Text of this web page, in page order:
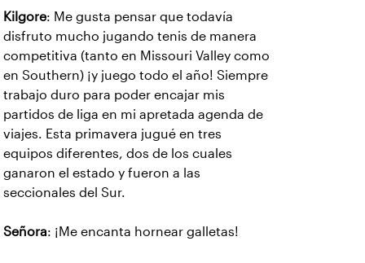
Kilgore: Me gusta pensar que todavía
disfruto mucho jugando tenis de manera
competitiva (tanto en Missouri Valley como
en Southern) ¡y juego todo el año! Siempre
trabajo duro para poder encajar mis
partidos de liga en mi apretada agenda de
viajes. Esta primavera jugué en tres
equipos diferentes, dos de los cuales
ganaron el estado y fueron a las
seccionales del Sur.
Señora: ¡Me encanta hornear galletas!